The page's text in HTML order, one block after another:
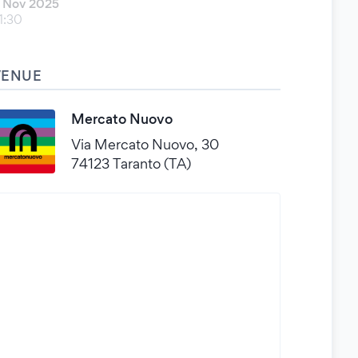
2025
Mercato Nuovo
Via Mercato Nuovo, 30
74123 Taranto (TA)